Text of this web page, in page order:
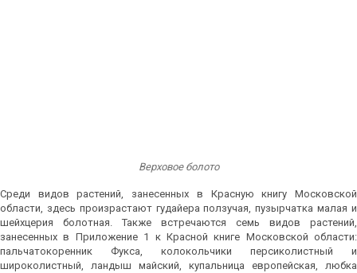
Верховое болото
Среди видов растений, занесенных в Красную книгу Московской
области, здесь произрастают гудайера ползучая, пузырчатка малая и
шейхцерия болотная. Также встречаются семь видов растений,
занесенных в Приложение 1 к Красной книге Московской области:
пальчатокоренник Фукса, колокольчики персиколистный и
широколистный, ландыш майский, купальница европейская, любка